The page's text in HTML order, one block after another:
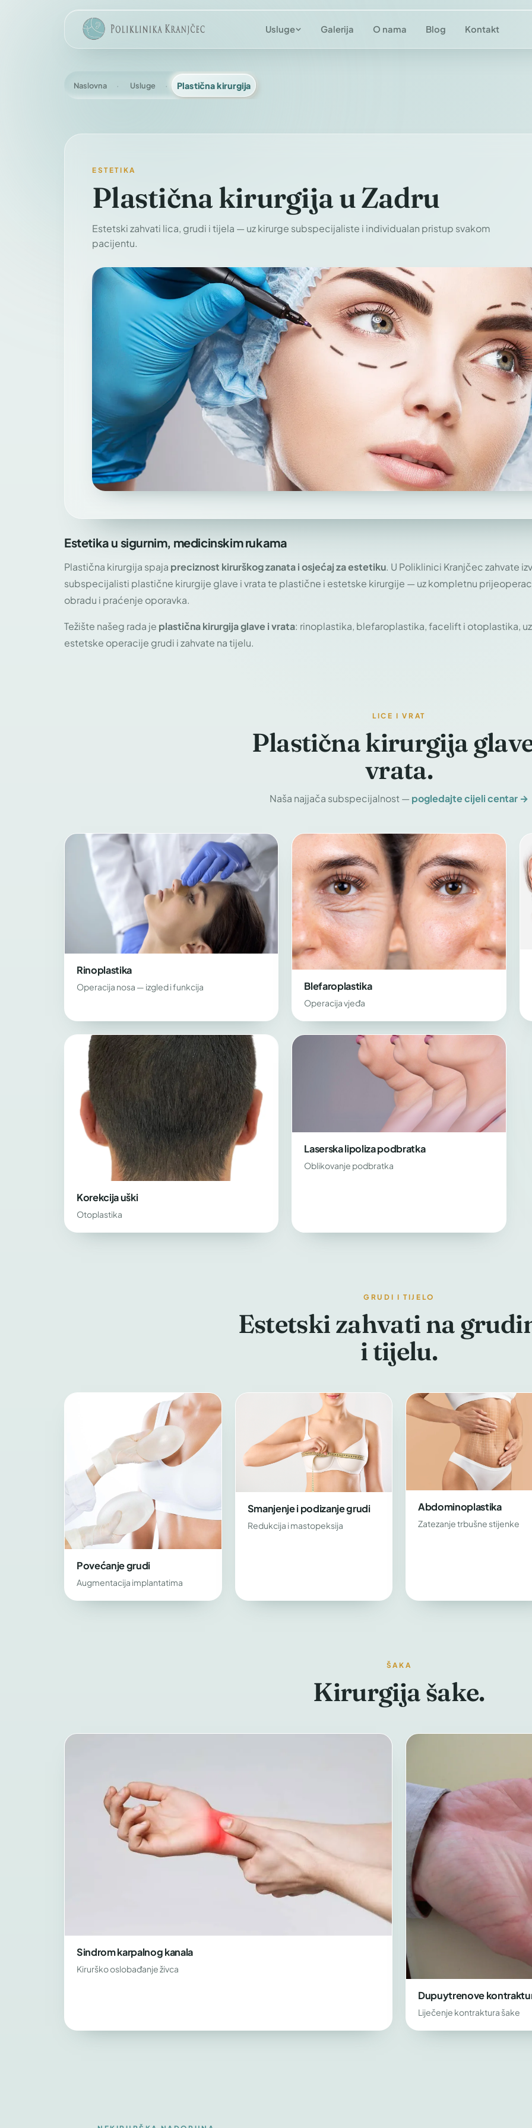
Usluge Galerija O nama Blog Kontakt
Naslovna Usluge Plastična kirurgija
ESTETIKA
Plastična kirurgija u Zadru
Estetski zahvati lica, grudi i tijela — uz kirurge subspecijaliste i individualan pristup svakom
pacijentu.
Estetika u sigurnim, medicinskim rukama
Plastična kirurgija spaja preciznost kirurškog zanata i osjećaj za estetiku. U Poliklinici Kranjčec zahvate
subspecijalisti plastične kirurgije glave i vrata te plastične i estetske kirurgije — uz kompletnu
obradu i praćenje oporavka.
Težište našeg rada je plastična kirurgija glave i vrata: rinoplastika, blefaroplastika, facelift i otoplastika, uz
estetske operacije grudi i zahvate na tijelu.
LICE I VRAT
Plastična kirurgija
vrata.
Naša najjača subspecijalnost — pogledajte cijeli centar →
Rinoplastika
Operacija nosa — izgled i funkcija Blefaroplastika
Operacija vjeđa
Korekcija uški
Otoplastika
Laserska lipoliza podbratka
Oblikovanje podbratka
GRUDI I TIJELO
Estetski zahvati na
i tijelu.
Povećanje grudi
Augmentacija implantatima
Smanjenje i podizanje grudi
Redukcija i mastopeksija
Abdominoplastika
Zatezanje trbušne stijenke
ŠAKA
Kirurgija šake.
Sindrom karpalnog kanala
Kirurško oslobađanje živca
Dupuytrenove
Liječenje kontraktura šake